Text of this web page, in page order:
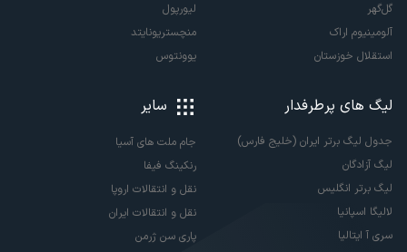
گل‌گهر
آلومینیوم اراک
استقلال خوزستان
لیورپول
منچستریونایتد
یوونتوس
لیگ های پرطرفدار
جدول لیگ برتر ایران (خلیج فارس)
لیگ آزادگان
لیگ برتر انگلیس
لالیگا اسپانیا
سری آ ایتالیا
سایر
جام ملت های آسیا
رنکینگ فیفا
نقل و انتقالات اروپا
نقل و انتقالات ایران
پاری سن ژرمن